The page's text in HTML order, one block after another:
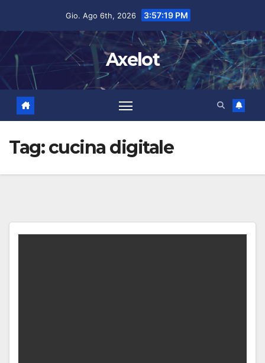
Gio. Ago 6th, 2026 3:57:20 PM
Axelot
Tag:cucina digitale